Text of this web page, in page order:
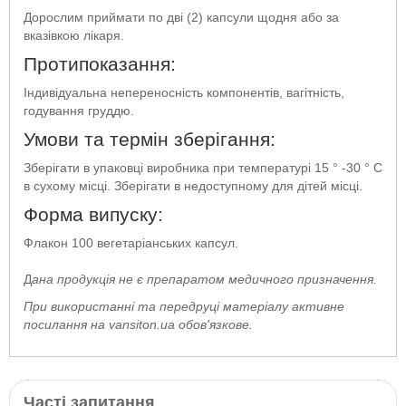
Дорослим приймати по дві (2) капсули щодня або за
вказівкою лікаря.
Протипоказання:
Індивідуальна непереносність компонентів, вагітність,
годування груддю.
Умови та термін зберігання:
Зберігати в упаковці виробника при температурі 15 ° -30 ° С
в сухому місці. Зберігати в недоступному для дітей місці.
Форма випуску:
Флакон 100 вегетаріанських капсул.
Дана продукція не є препаратом медичного призначення.
При використанні та передруці матеріалу активне
посилання на vansiton.ua обов'язкове.
Часті запитання